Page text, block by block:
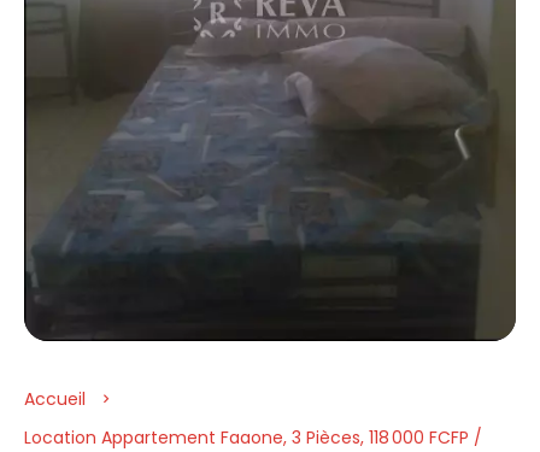
Accueil
Location Appartement Faaone, 3 Pièces, 118 000 FCFP /